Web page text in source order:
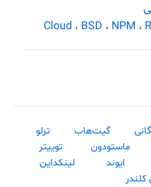
Cloud ، BSD ، NPM ،
گیت‌هاب
ترلو
ماستودون
توییتر
ایوند
لینکداین
کلندر